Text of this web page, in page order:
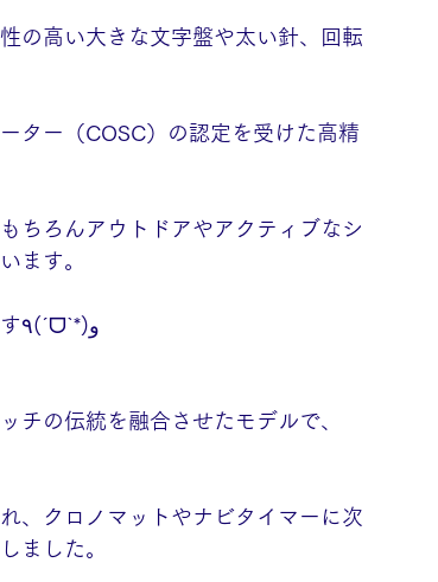
の高い大きな文字盤や太い針、回転
ター（COSC）の認定を受けた高精
ちろんアウトドアやアクティブなシ
ます。
ブライトリングなどブランド腕時計も買取実績豊富です٩(ˊᗜˋ*)و
チの伝統を融合させたモデルで、
、クロノマットやナビタイマーに次
ました。